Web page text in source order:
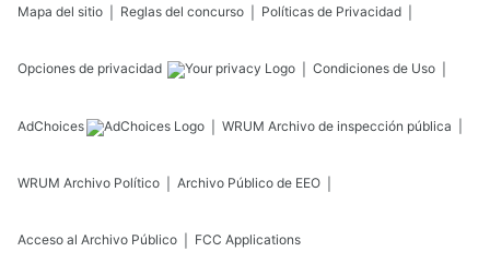
Mapa del sitio Reglas del concurso Políticas de Privacidad
Opciones de privacidad Condiciones de Uso
AdChoices WRUM Archivo de inspección pública
WRUM Archivo Político Archivo Público de EEO
Acceso al Archivo Público FCC Applications